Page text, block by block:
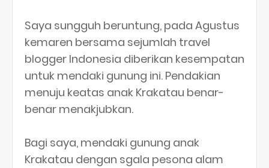
Saya sungguh beruntung, pada Agustus
kemaren bersama sejumlah travel
blogger Indonesia diberikan kesempatan
untuk mendaki gunung ini. Pendakian
menuju keatas anak Krakatau benar-
benar menakjubkan.
Bagi saya, mendaki gunung anak
Krakatau dengan sgala pesona alam